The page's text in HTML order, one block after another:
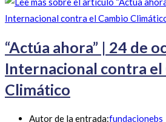
“Actúa ahora” | 24 de
Internacional contra el
Climático
Autor de la entrada:fundacionebs